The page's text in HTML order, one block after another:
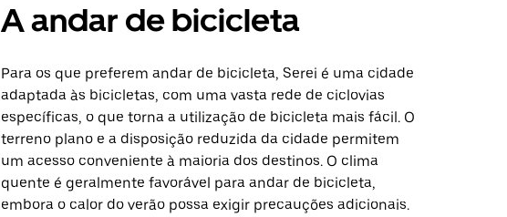
A andar de bicicleta
Para os que preferem andar de bicicleta, Serei é uma cidade
adaptada às bicicletas, com uma vasta rede de ciclovias
específicas, o que torna a utilização de bicicleta mais fácil. O
terreno plano e a disposição reduzida da cidade permitem
um acesso conveniente à maioria dos destinos. O clima
quente é geralmente favorável para andar de bicicleta,
embora o calor do verão possa exigir precauções adicionais.